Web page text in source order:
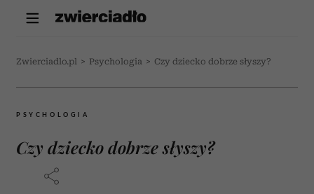
Zwierciadlo.pl > Psychologia > Czy dziecko dobrze słyszy?
PSYCHOLOGIA
Czy dziecko dobrze słyszy?